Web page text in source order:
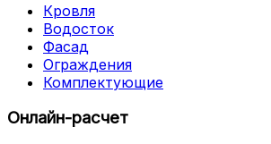
Кровля
Водосток
Фасад
Ограждения
Комплектующие
Онлайн-расчет